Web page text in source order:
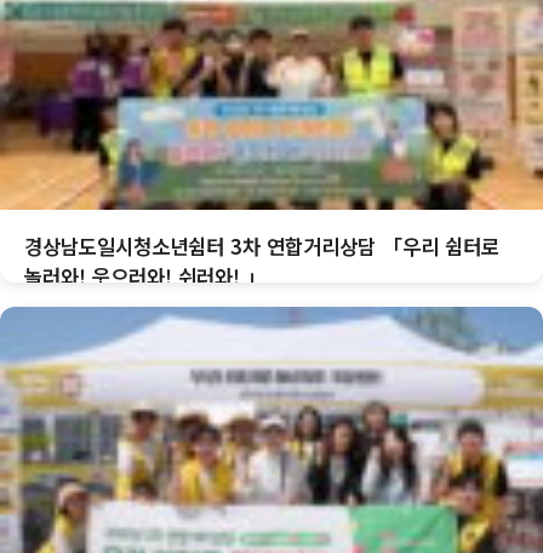
경상남도일시청소년쉼터 3차 연합거리상담 「우리 쉼터로
놀러와! 웃으러와! 쉬러와! 」